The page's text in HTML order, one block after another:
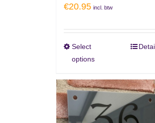
€20.95 incl. btw
Select
options